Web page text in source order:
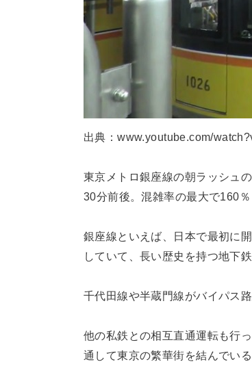
出典：www.youtube.com/
東京メトロ銀座線の朝ラッシュ
30分前後。混雑率の最大で160
銀座線といえば、日本で最初に
していて、長い歴史を持つ地下
千代田線や半蔵門線がバイパス
他の私鉄との相互直通運転も行
通して東京の繁華街を結んでいる